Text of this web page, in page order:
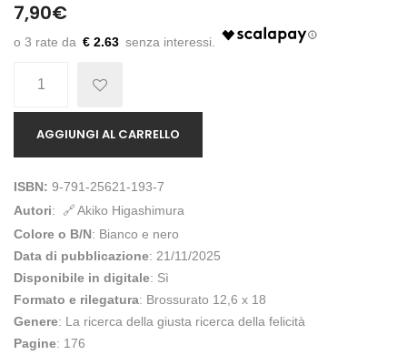
7,90€
€ 2.63
AGGIUNGI AL CARRELLO
ISBN: 9-791-25621-193-7
Autori:
Akiko Higashimura
Colore o B/N: Bianco e nero
Data di pubblicazione: 21/11/2025
Disponibile in digitale: Sì
Formato e rilegatura: Brossurato 12,6 x 18
Genere: La ricerca della giusta ricerca della felicità
Pagine: 176